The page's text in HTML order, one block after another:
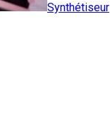
Synthétiseur